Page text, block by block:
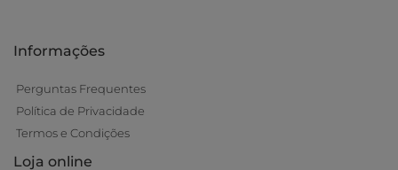
Informações
Perguntas Frequentes
Política de Privacidade
Termos e Condições
Loja online